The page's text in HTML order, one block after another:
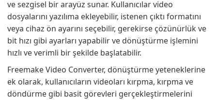
ve sezgisel bir arayüz sunar. Kullanıcılar video
dosyalarını yazılıma ekleyebilir, istenen çıktı formatını
veya cihaz ön ayarını seçebilir, gerekirse çözünürlük ve
bit hızı gibi ayarları yapabilir ve dönüştürme işlemini
hızlı ve verimli bir şekilde başlatabilir.
Freemake Video Converter, dönüştürme yeteneklerine
ek olarak, kullanıcıların videoları kırpma, kırpma ve
döndürme gibi basit görevleri gerçekleştirmelerini